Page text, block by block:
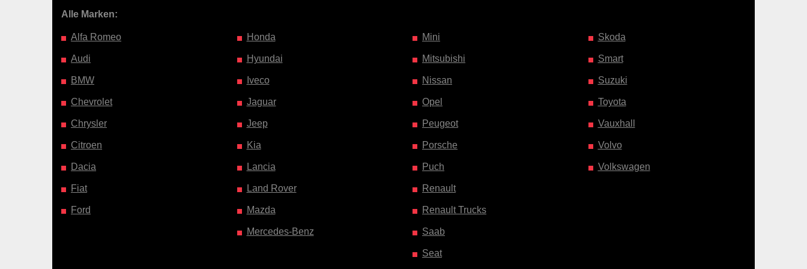
Alle Marken:
Alfa Romeo
Audi
BMW
Chevrolet
Chrysler
Citroen
Dacia
Fiat
Ford
Honda
Hyundai
Iveco
Jaguar
Jeep
Kia
Lancia
Land Rover
Mazda
Mercedes-Benz
Mini
Mitsubishi
Nissan
Opel
Peugeot
Porsche
Puch
Renault
Renault Trucks
Saab
Seat
Skoda
Smart
Suzuki
Toyota
Vauxhall
Volvo
Volkswagen